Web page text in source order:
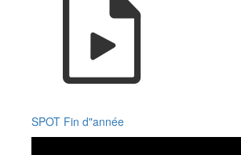
SPOT Fin d"année